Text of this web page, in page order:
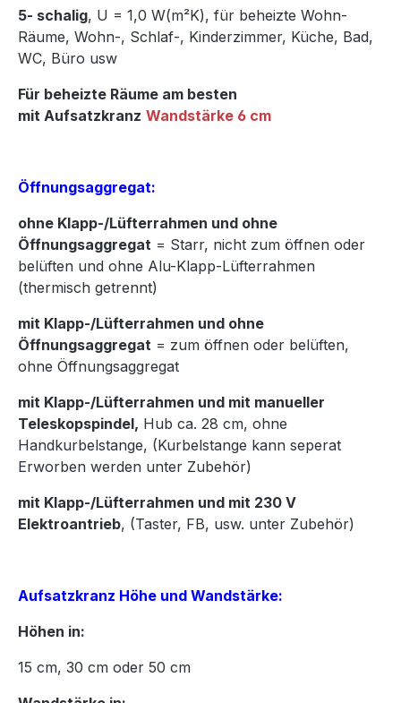
5- schalig, U = 1,0 W(m²K), für beheizte Wohn-
Räume, Wohn-, Schlaf-, Kinderzimmer, Küche, Bad,
WC, Büro usw
Für beheizte Räume am besten
mit Aufsatzkranz Wandstärke 6 cm
Öffnungsaggregat:
ohne Klapp-/Lüfterrahmen und ohne
Öffnungsaggregat = Starr, nicht zum öffnen oder
belüften und ohne Alu-Klapp-Lüfterrahmen
(thermisch getrennt)
mit Klapp-/Lüfterrahmen und ohne
Öffnungsaggregat = zum öffnen oder belüften,
ohne Öffnungsaggregat
mit Klapp-/Lüfterrahmen und mit manueller
Teleskopspindel, Hub ca. 28 cm, ohne
Handkurbelstange, (Kurbelstange kann seperat
Erworben werden unter Zubehör)
mit Klapp-/Lüfterrahmen und mit 230 V
Elektroantrieb, (Taster, FB, usw. unter Zubehör)
Aufsatzkranz Höhe und Wandstärke:
Höhen in:
15 cm, 30 cm oder 50 cm